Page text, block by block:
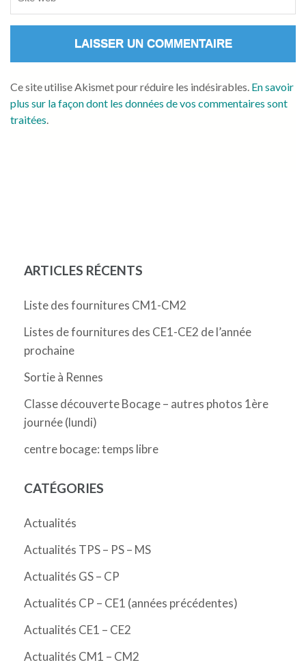
Ce site utilise Akismet pour réduire les indésirables. En savoir
plus sur la façon dont les données de vos commentaires sont
traitées.
ARTICLES RÉCENTS
Liste des fournitures CM1-CM2
Listes de fournitures des CE1-CE2 de l’année
prochaine
Sortie à Rennes
Classe découverte Bocage – autres photos 1ère
journée (lundi)
centre bocage: temps libre
CATÉGORIES
Actualités
Actualités TPS – PS – MS
Actualités GS – CP
Actualités CP – CE1 (années précédentes)
Actualités CE1 – CE2
Actualités CM1 – CM2